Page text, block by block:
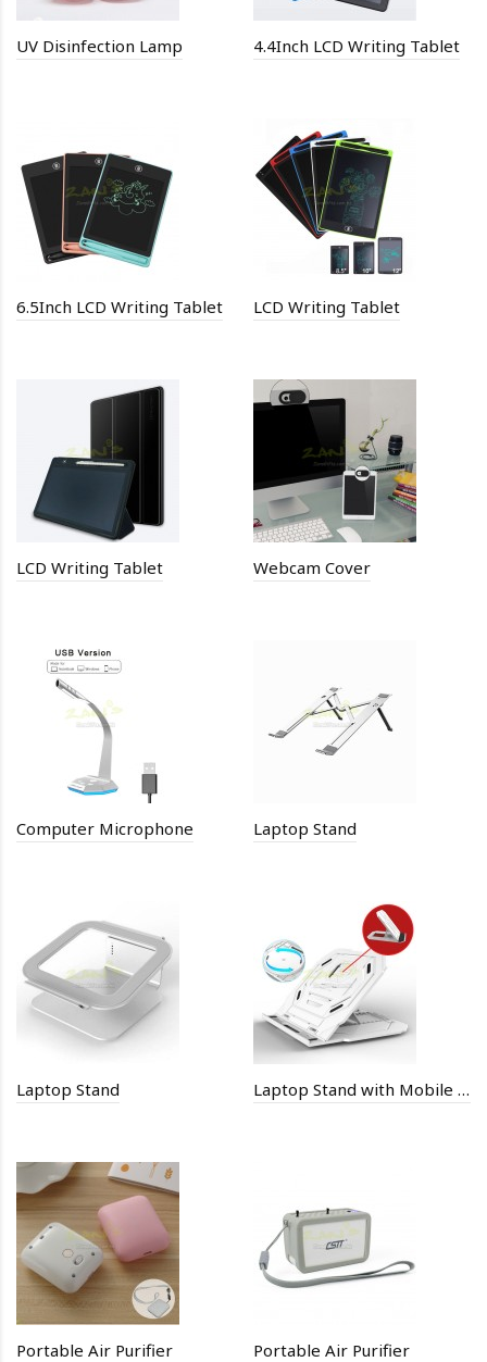
UV Disinfection Lamp 4.4Inch LCD Writing Tablet
6.5Inch LCD Writing Tablet LCD Writing Tablet
LCD Writing Tablet Webcam Cover
Computer Microphone Laptop Stand
Laptop Stand Laptop Stand with Mobile Phone Stand
Portable Air Purifier Portable Air Purifier